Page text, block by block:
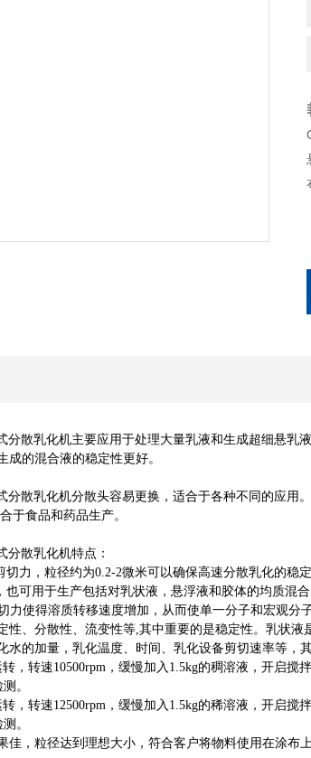
分散乳化机主要应用于处理大量乳液和生成超细悬
的混合液的稳定性更好。
分散乳化机分散头容易更换，适合于各种不同的应
于食品和药品生产。
分散乳化机特点：
力，粒径约为0.2-2微米可以确保高速分散乳化的稳定
可用于生产包括对乳状液，悬浮液和胶体的均质混合
力使得溶质转移速度增加，从而使单一分子和宏观分
性、分散性、流变性等,其中重要的是稳定性。乳状
水的加量，乳化温度、时间、乳化设备剪切速率等，
，转速10500rpm，缓慢加入1.5kg的稠溶液，开启
。
，转速12500rpm，缓慢加入1.5kg的稀溶液，开启
。
佳，粒径达到理想大小，符合客户将物料使用在涂布上